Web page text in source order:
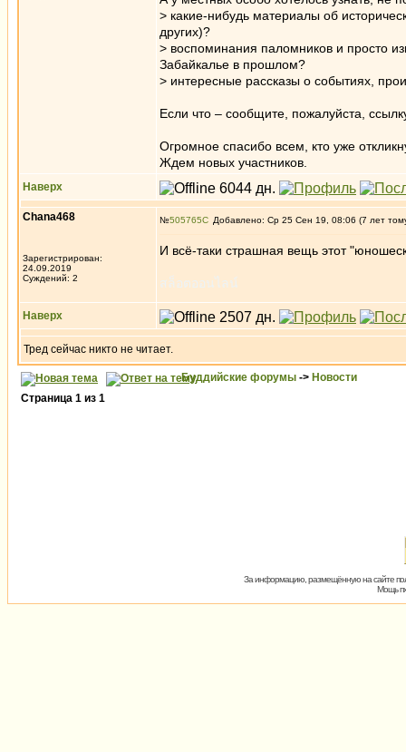
> какие-нибудь материалы об
других)?
> воспоминания паломников и просто
Забайкалье в прошлом?
> интересные рассказы о событиях,
Если что – сообщите, пожалуйста,
Огромное спасибо всем, кто уже
Ждем новых участников.
Наверх
Chana468
Зарегистрирован:
24.09.2019
Суждений: 2
№505765 Добавлено: Ср 25 Сен 19, 08:06 (7 лет
И всё-таки страшная вещь этот
สล็อตออนไลน์
Наверх
Тред сейчас никто не читает.
Буддийские форумы -> Новости
Страница 1 из 1
За информацию, размещённую на сайте
Мощь